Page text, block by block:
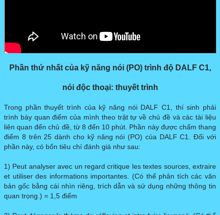
Phần thứ nhất của kỹ năng nói (PO) trình độ DALF C1,
nói độc thoại: thuyết trình
Trong phần thuyết trình của kỹ năng nói DALF C1, thí sinh phải
trình bày quan điểm của mình theo trật tự về chủ đề và các tài liệu
liên quan đến chủ đề, từ 8 đến 10 phút. Phần này được chấm thang
điểm 8 trên 25 dành cho kỹ năng nói (PO) của DALF C1. Đối với
phần này, có bốn tiêu chí đánh giá như sau:
1) Peut analyser avec un regard critique les textes sources, extraire
et utiliser des informations importantes. (Có thể phân tích các văn
bản gốc bằng cái nhìn riêng, trích dẫn và sử dụng những thông tin
quan trọng.) = 1,5 điểm